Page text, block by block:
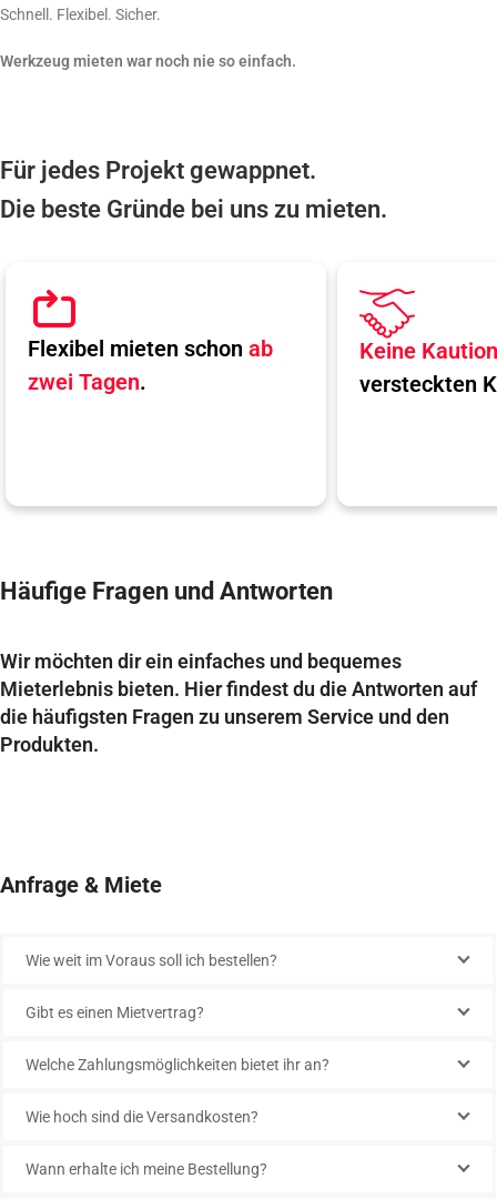
Schnell. Flexibel. Sicher.
Werkzeug mieten war noch nie so einfach.
Für jedes Projekt gewappnet.
Die beste Gründe bei uns zu mieten.
Flexibel mieten schon ab
zwei Tagen.
Keine Kaution
versteckten
Häufige Fragen und Antworten
Wir möchten dir ein einfaches und bequemes
Mieterlebnis bieten. Hier findest du die Antworten auf
die häufigsten Fragen zu unserem Service und den
Produkten.
Anfrage & Miete
Wie weit im Voraus soll ich bestellen?
Gibt es einen Mietvertrag?
Welche Zahlungsmöglichkeiten bietet ihr an?
Wie hoch sind die Versandkosten?
Wann erhalte ich meine Bestellung?